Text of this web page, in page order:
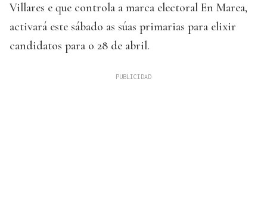
Villares e que controla a marca electoral En Marea,
activará este sábado as súas primarias para elixir
candidatos para o 28 de abril.